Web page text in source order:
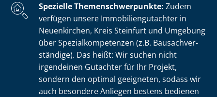
Spezielle The­men­schwer­punk­te: Zudem
verfügen unsere Im­mo­bi­li­en­gut­ach­ter in
Neuenkirchen, Kreis Steinfurt und Umgebung
über Spe­zi­al­kom­pe­ten­zen (z.B. Bau­sach­ver­
stän­di­ge). Das heißt: Wir suchen nicht
irgendeinen Gutachter für Ihr Projekt,
sondern den optimal geeigneten, sodass wir
auch besondere Anliegen bestens bedienen